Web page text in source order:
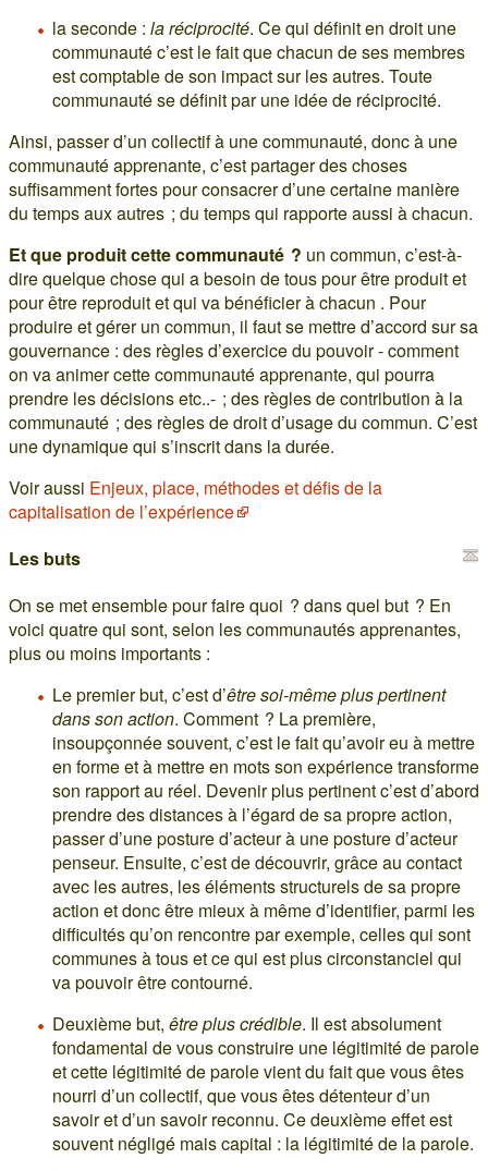
la seconde : la réciprocité. Ce qui définit en droit une
communauté c’est le fait que chacun de ses membres
est comptable de son impact sur les autres. Toute
communauté se définit par une idée de réciprocité.
Ainsi, passer d’un collectif à une communauté, donc à une
communauté apprenante, c’est partager des choses
suffisamment fortes pour consacrer d’une certaine manière
du temps aux autres ; du temps qui rapporte aussi à chacun.
Et que produit cette communauté ? un commun, c’est-à-
dire quelque chose qui a besoin de tous pour être produit et
pour être reproduit et qui va bénéficier à chacun . Pour
produire et gérer un commun, il faut se mettre d’accord sur sa
gouvernance : des règles d’exercice du pouvoir - comment
on va animer cette communauté apprenante, qui pourra
prendre les décisions etc..- ; des règles de contribution à la
communauté ; des règles de droit d’usage du commun. C’est
une dynamique qui s’inscrit dans la durée.
Voir aussi Enjeux, place, méthodes et défis de la
capitalisation de l’expérience
Les buts
On se met ensemble pour faire quoi ? dans quel but ? En
voici quatre qui sont, selon les communautés apprenantes,
plus ou moins importants :
Le premier but, c’est d’être soi-même plus pertinent
dans son action. Comment ? La première,
insoupçonnée souvent, c’est le fait qu’avoir eu à mettre
en forme et à mettre en mots son expérience transforme
son rapport au réel. Devenir plus pertinent c’est d’abord
prendre des distances à l’égard de sa propre action,
passer d’une posture d’acteur à une posture d’acteur
penseur. Ensuite, c’est de découvrir, grâce au contact
avec les autres, les éléments structurels de sa propre
action et donc être mieux à même d’identifier, parmi les
difficultés qu’on rencontre par exemple, celles qui sont
communes à tous et ce qui est plus circonstanciel qui
va pouvoir être contourné.
Deuxième but, être plus crédible. Il est absolument
fondamental de vous construire une légitimité de parole
et cette légitimité de parole vient du fait que vous êtes
nourri d’un collectif, que vous êtes détenteur d’un
savoir et d’un savoir reconnu. Ce deuxième effet est
souvent négligé mais capital : la légitimité de la parole.